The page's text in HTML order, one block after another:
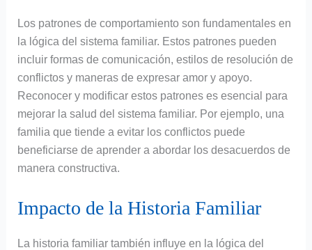
Los patrones de comportamiento son fundamentales en
la lógica del sistema familiar. Estos patrones pueden
incluir formas de comunicación, estilos de resolución de
conflictos y maneras de expresar amor y apoyo.
Reconocer y modificar estos patrones es esencial para
mejorar la salud del sistema familiar. Por ejemplo, una
familia que tiende a evitar los conflictos puede
beneficiarse de aprender a abordar los desacuerdos de
manera constructiva.
Impacto de la Historia Familiar
La historia familiar también influye en la lógica del